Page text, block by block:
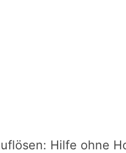
Hilfe ohne